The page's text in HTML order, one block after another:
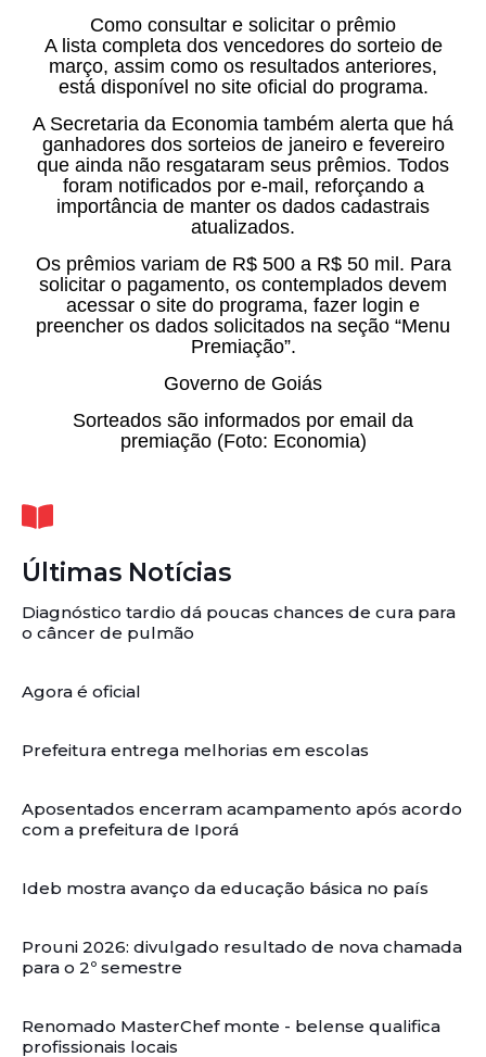
Como consultar e solicitar o prêmio
A lista completa dos vencedores do sorteio de
março, assim como os resultados anteriores,
está disponível no site oficial do programa.
A Secretaria da Economia também alerta que há
ganhadores dos sorteios de janeiro e fevereiro
que ainda não resgataram seus prêmios. Todos
foram notificados por e-mail, reforçando a
importância de manter os dados cadastrais
atualizados.
Os prêmios variam de R$ 500 a R$ 50 mil. Para
solicitar o pagamento, os contemplados devem
acessar o site do programa, fazer login e
preencher os dados solicitados na seção “Menu
Premiação”.
Governo de Goiás
Sorteados são informados por email da
premiação (Foto: Economia)
Últimas Notícias
Diagnóstico tardio dá poucas chances de cura para
o câncer de pulmão
Agora é oficial
Prefeitura entrega melhorias em escolas
Aposentados encerram acampamento após acordo
com a prefeitura de Iporá
Ideb mostra avanço da educação básica no país
Prouni 2026: divulgado resultado de nova chamada
para o 2º semestre
Renomado MasterChef monte - belense qualifica
profissionais locais